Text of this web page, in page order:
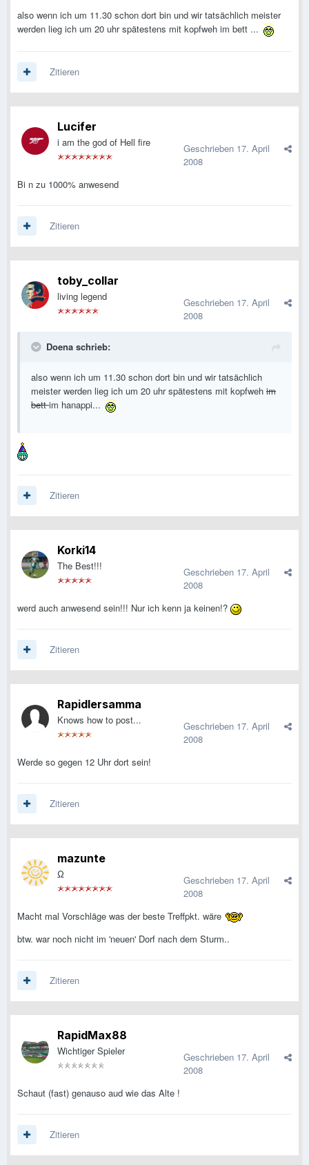
also wenn ich um 11.30 schon dort bin und wir tatsächlich meister
werden lieg ich um 20 uhr spätestens mit kopfweh im bett ...
Zitieren
Lucifer
i am the god of Hell fire Geschrieben 17. April
2008
Bi n zu 1000% anwesend
Zitieren
toby_collar
living legend Geschrieben 17. April
2008
Doena schrieb:
also wenn ich um 11.30 schon dort bin und wir tatsächlich
meister werden lieg ich um 20 uhr spätestens mit kopfweh im
bettim hanappi...
Zitieren
Korki14
The Best!!! Geschrieben 17. April
2008
werd auch anwesend sein!!! Nur ich kenn ja keinen!?
Zitieren
Rapidlersamma
Knows how to post... Geschrieben 17. April
2008
Werde so gegen 12 Uhr dort sein!
Zitieren
mazunte
Ω Geschrieben 17. April
2008
Macht mal Vorschläge was der beste Treffpkt. wäre
btw. war noch nicht im 'neuen' Dorf nach dem Sturm..
Zitieren
RapidMax88
Wichtiger Spieler Geschrieben 17. April
2008
Schaut (fast) genauso aud wie das Alte !
Zitieren